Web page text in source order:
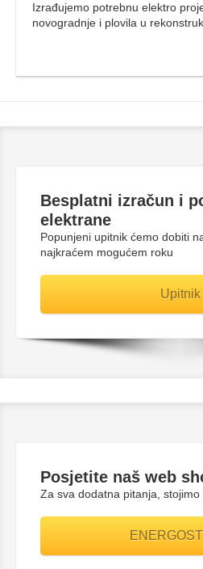
Izrađujemo potrebnu elektro
novogradnje i plovila u
Besplatni izračun i
elektrane
Popunjeni upitnik ćemo dobiti
najkraćem mogućem roku
Upitnik
Posjetite naš web
Za sva dodatna pitanja,